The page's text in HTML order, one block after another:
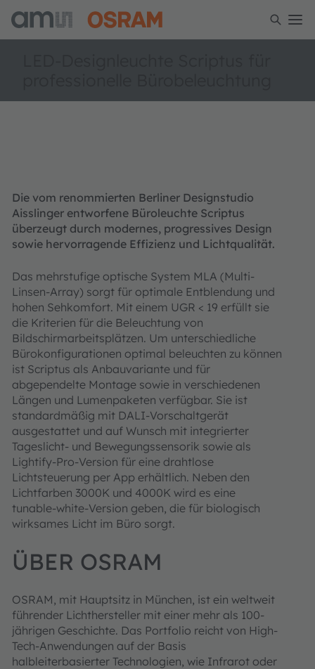
Die vom renommierten Berliner Designstudio
Aisslinger entworfene Büroleuchte Scriptus
überzeugt durch modernes, progressives Design
sowie hervorragende Effizienz und Lichtqualität.
Das mehrstufige optische System MLA (Multi-
Linsen-Array) sorgt für optimale Entblendung und
hohen Sehkomfort. Mit einem UGR < 19 erfüllt sie
die Kriterien für die Beleuchtung von
Bildschirmarbeitsplätzen. Um unterschiedliche
Bürokonfigurationen optimal beleuchten zu können
ist Scriptus als Anbauvariante und für
abgependelte Montage sowie in verschiedenen
Längen und Lumenpaketen verfügbar. Sie ist
standardmäßig mit DALI-Vorschaltgerät
ausgestattet und auf Wunsch mit integrierter
Tageslicht- und Bewegungssensorik sowie als
Lightify-Pro-Version für eine drahtlose
Lichtsteuerung per App erhältlich. Neben den
Lichtfarben 3000K und 4000K wird es eine
tunable-white-Version geben, die für biologisch
wirksames Licht im Büro sorgt.
ÜBER OSRAM
OSRAM, mit Hauptsitz in München, ist ein weltweit
führender Lichthersteller mit einer mehr als 100-
jährigen Geschichte. Das Portfolio reicht von High-
Tech-Anwendungen auf der Basis
halbleiterbasierter Technologien, wie Infrarot oder